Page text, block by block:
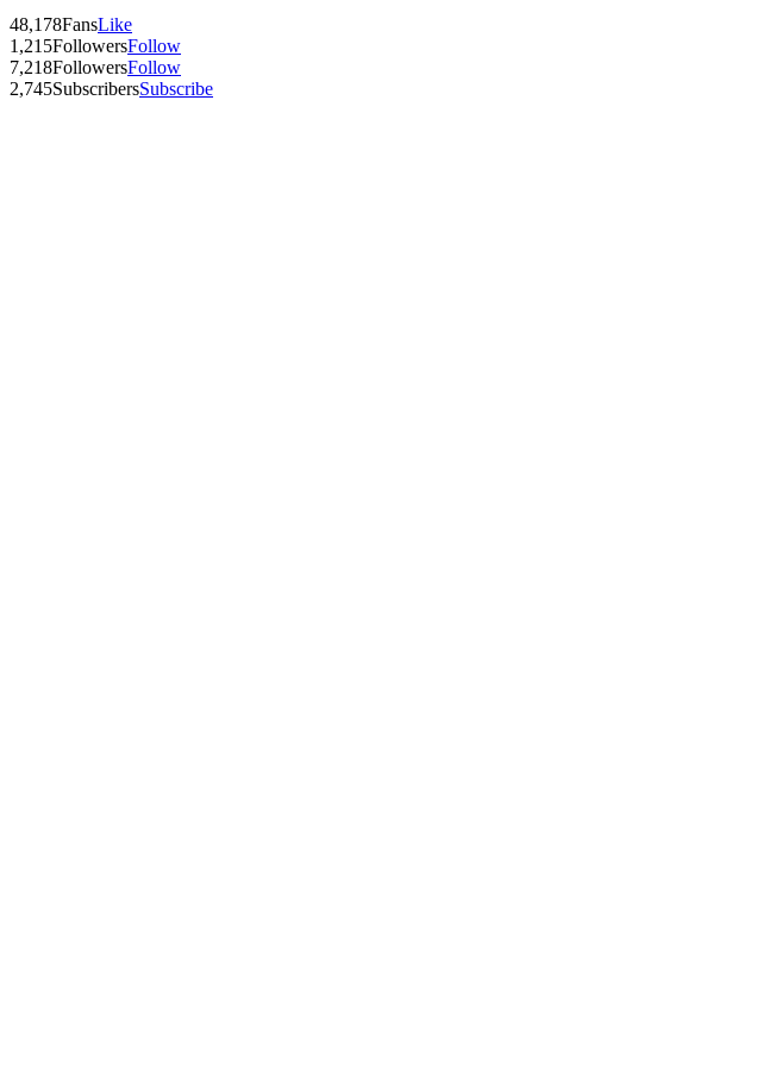
48,178FansLike
1,215FollowersFollow
7,218FollowersFollow
2,745SubscribersSubscribe